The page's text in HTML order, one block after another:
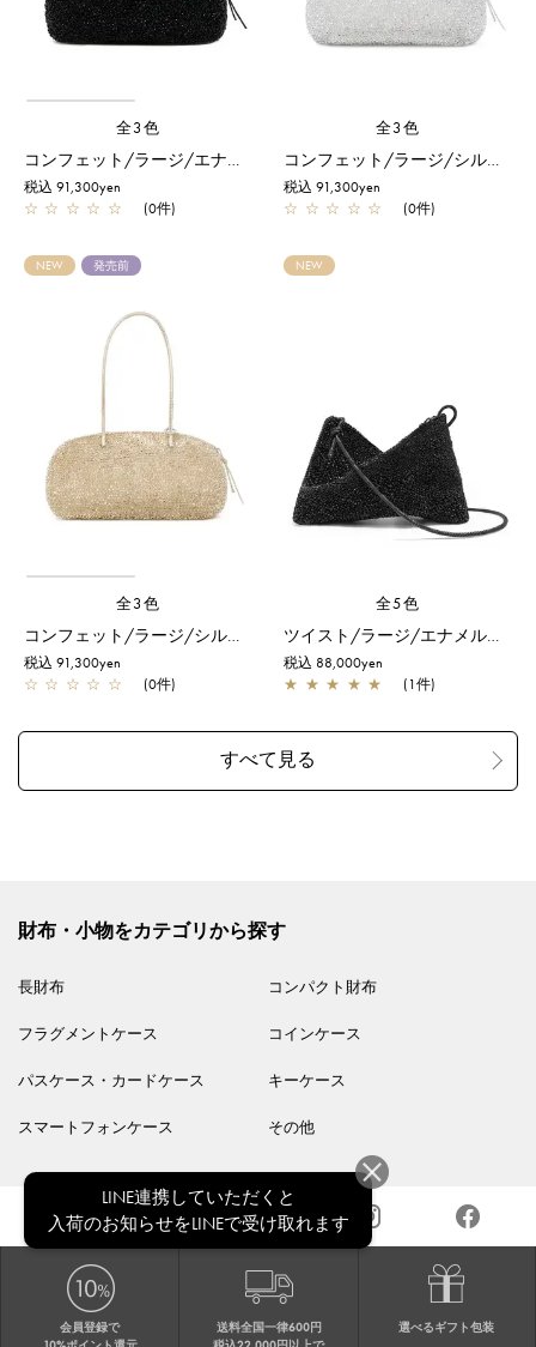
全3色
コンフェット/ラージ/エナメルブラック
税込 91,300yen
☆ ☆ ☆ ☆ ☆ (0件)
全3色
コンフェット/ラージ/シルバー
税込 91,300yen
☆ ☆ ☆ ☆ ☆ (0件)
NEW 発売前
全3色
コンフェット/ラージ/シルバーゴールド
税込 91,300yen
☆ ☆ ☆ ☆ ☆ (0件)
NEW
全5色
ツイスト/ラージ/エナメルブラック
税込 88,000yen
★ ★ ★ ★ ★ (1件)
財布・小物をカテゴリから探す
長財布 コンパクト財布
フラグメントケース コインケース
パスケース・カードケース キーケース
スマートフォンケース その他
会員登録で
送料全国一律600円
選べるギフト包装
LINE連携していただくと
入荷のお知らせをLINEで受け取れます